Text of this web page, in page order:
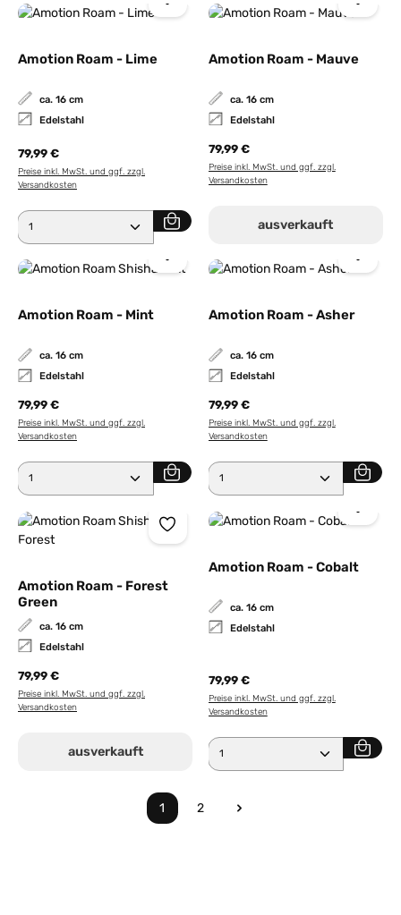
Amotion Roam - Lime
ca. 16 cm
Edelstahl
79,99 €
Preise inkl. MwSt. und ggf. zzgl.
Versandkosten
Produkt Anzahl: Gib den gewünschten Wert ein
Amotion Roam - Mauve
ca. 16 cm
Edelstahl
79,99 €
Preise inkl. MwSt. und ggf. zzgl.
Versandkosten
ausverkauft
Amotion Roam - Mint
ca. 16 cm
Edelstahl
79,99 €
Preise inkl. MwSt. und ggf. zzgl.
Versandkosten
Produkt Anzahl: Gib den gewünschten Wert ein
Amotion Roam - Asher
ca. 16 cm
Edelstahl
79,99 €
Preise inkl. MwSt. und ggf. zzgl.
Versandkosten
Produkt Anzahl: Gib den
Amotion Roam - Forest
Green
ca. 16 cm
Edelstahl
79,99 €
Preise inkl. MwSt. und ggf. zzgl.
Versandkosten
ausverkauft
Amotion Roam - Cobalt
ca. 16 cm
Edelstahl
79,99 €
Preise inkl. MwSt. und ggf. zzgl.
Versandkosten
Produkt Anzahl: Gib den
Seite
1
Seite
2